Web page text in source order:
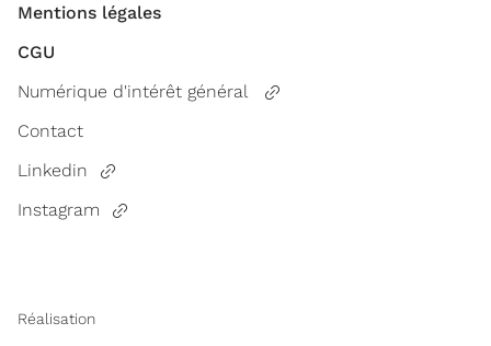
Mentions légales
CGU
Numérique d'intérêt général
Contact
Linkedin
Instagram
Réalisation